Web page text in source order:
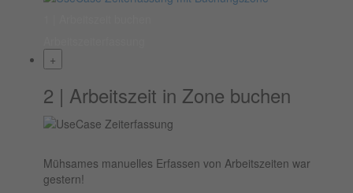
+
2 | Arbeitszeit in Zone buchen
Mühsames manuelles Erfassen von Arbeitszeiten war
gestern!